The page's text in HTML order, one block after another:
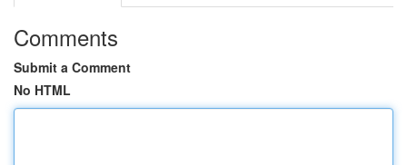
Comments
Submit a Comment
No HTML